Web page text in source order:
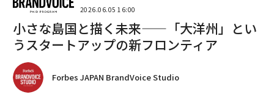
2026.06.05 16:00
小さな島国と描く未来——「大洋州」とい
うスタートアップの新フロンティア
Forbes JAPAN BrandVoice Studio